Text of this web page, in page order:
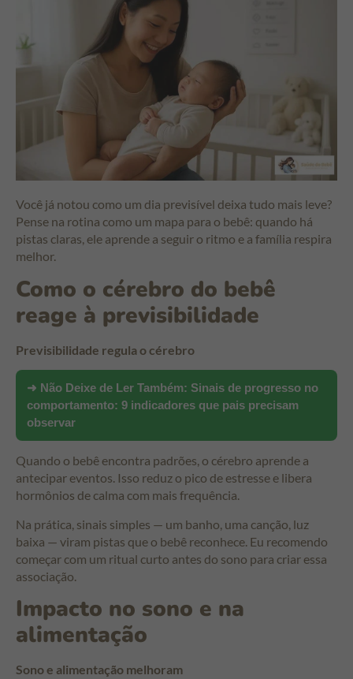
Você já notou como um dia previsível deixa tudo mais leve?
Pense na rotina como um mapa para o bebê: quando há
pistas claras, ele aprende a seguir o ritmo e a família respira
melhor.
Como o cérebro do bebê
reage à previsibilidade
Previsibilidade regula o cérebro
➜ Não Deixe de Ler Também: Sinais de progresso no
comportamento: 9 indicadores que pais precisam
observar
Quando o bebê encontra padrões, o cérebro aprende a
antecipar eventos. Isso reduz o pico de estresse e libera
hormônios de calma com mais frequência.
Na prática, sinais simples — um banho, uma canção, luz
baixa — viram pistas que o bebê reconhece. Eu recomendo
começar com um ritual curto antes do sono para criar essa
associação.
Impacto no sono e na
alimentação
Sono e alimentação melhoram